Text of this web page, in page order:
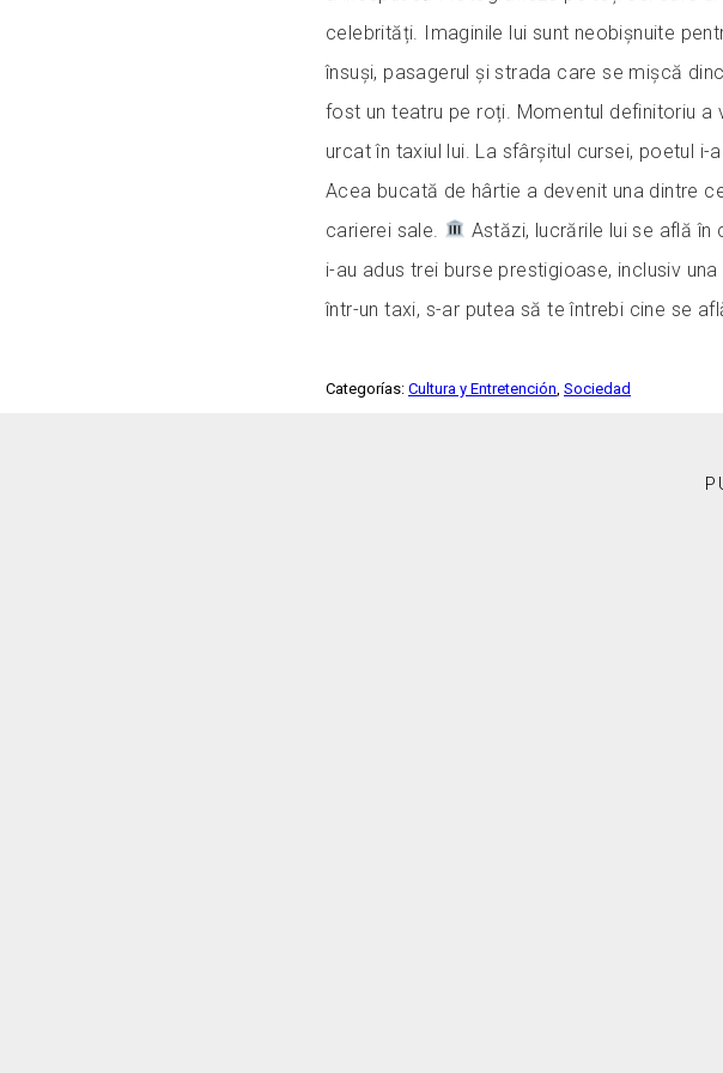
celebrități. Imaginile lui sunt neobișnuite
însuși, pasagerul și strada care se mișcă
fost un teatru pe roți. Momentul definitoriu a
urcat în taxiul lui. La sfârșitul cursei, poetul i-
Acea bucată de hârtie a devenit una dintre
carierei sale.
Astăzi, lucrările lui se află
i-au adus trei burse prestigioase, inclusiv
într-un taxi, s-ar putea să te întrebi cine se
Categorías: Cultura y Entretención Sociedad